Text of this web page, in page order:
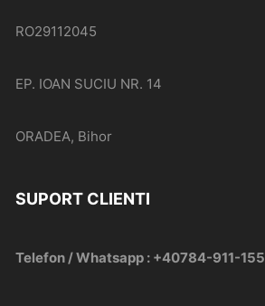
RO29112045
EP. IOAN SUCIU NR. 14
ORADEA, Bihor
SUPORT CLIENTI
Telefon / Whatsapp : +40784-911-155